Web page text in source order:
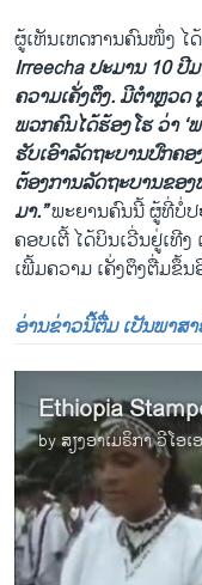
ຜູ້ເຫັນເຫດການຄົນໜຶ່ງ ໄ
Irreecha ປະມານ 10
ຄວາມເຄັ່ງຕຶງ. ມີຕຳຫຼວ
ພວກຄົນໄດ້ຮ້ອງໂຮ ວ່າ ‘
ຮັບເອົາລັດຖະບານປົກຄອ
ຕ້ອງການລັດຖະບານຂອງ
ມາ.”ພະຍານຄົນນີ້ ຜູ້ທີ່ບໍ່ປ
ຄອບເຕີ້ ໄດ້ບິນເວີ່ນຢູ່ເທີ
ເພີ້ມຄວາມ ເຄັ່ງຕຶງຕື່ມຂຶ້ນ
ອ່ານຂ່າວນີ້ຕື່ມ ເປັນພາສ
Ethiopia
byສຽງອາເມຣິກາ ວີໂອເ
No